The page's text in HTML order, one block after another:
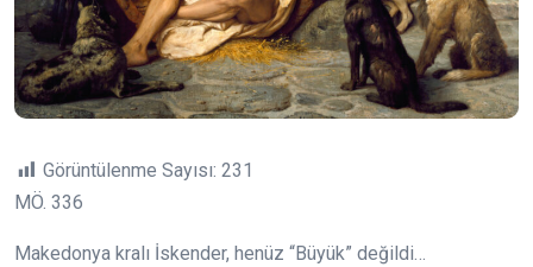
Görüntülenme Sayısı: 231
MÖ. 336
Makedonya kralı İskender, henüz “Büyük” değildi…